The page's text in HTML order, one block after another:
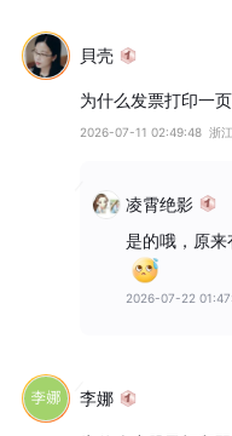
貝壳
为什么发票打印一
2026-07-11 02:49:48 浙
凌霄绝影
是的哦，原来
2026-07-22
李娜